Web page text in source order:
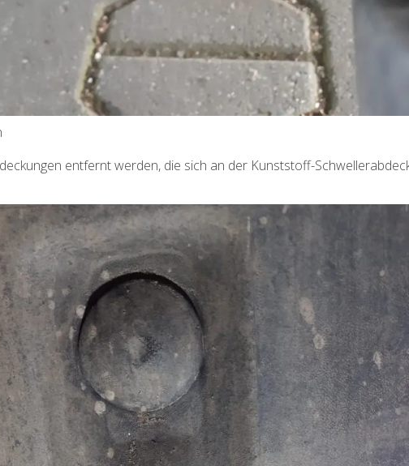
entfernt werden, die sich an der Kunststoff-